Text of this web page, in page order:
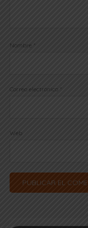
Nombre *
Correo electrónico *
Web